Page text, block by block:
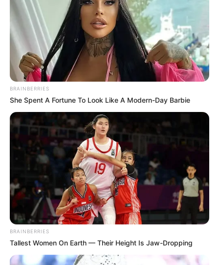
LIHAT ARTIKEL LAINNYA
BRAINBERRIES
She Spent A Fortune To Look Like A Modern-Day Barbie
BRAINBERRIES
Tallest Women On Earth — Their Height Is Jaw-Dropping